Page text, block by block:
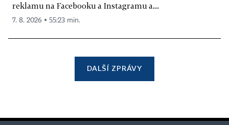
reklamu na Facebooku a Instagramu a...
7. 8. 2026 ▪ 55:23 min.
DALŠÍ ZPRÁVY